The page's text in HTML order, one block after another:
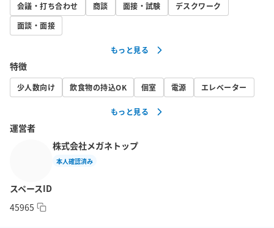
👤 定員
- 8名様専用のプライベート空間
- 14㎡
-  京都河原町駅から徒歩1分、烏丸駅から徒歩2分の好立地！
このスペースは、あなたの生産性を高めるための理想的な環境で
す。ぜひ、あなたの次のプロジェクトや仕事にご活用ください。
※※禁止事項※※
会議・打ち合わせ 商談 面接・試験
デスクワーク
面談・面接
もっと見る
特徴
少人数向け 飲食物の持込OK 個室 電源 エレベーター
もっと見る
運営者
株式会社メガネトップ
本人確認済み
スペースID
45965